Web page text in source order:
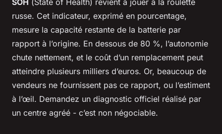
russe. Cet indicateur, exprimé en pourcentage,
mesure la capacité restante de la batterie par
rapport à l’origine. En dessous de 80 %, l’autonomie
chute nettement, et le coût d’un remplacement peut
atteindre plusieurs milliers d’euros. Or, beaucoup de
vendeurs ne fournissent pas ce rapport, ou l’estiment
à l’œil. Demandez un diagnostic officiel réalisé par
un centre agréé - c’est non négociable.